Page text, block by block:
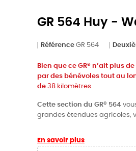
GR 564 Huy -
Référence GR 564
Bien que ce GR® n’ait plus
par des bénévoles tout au
de 38 kilomètres.
Cette section du GR® 564
grandes étendues agricoles,
En savoir plus